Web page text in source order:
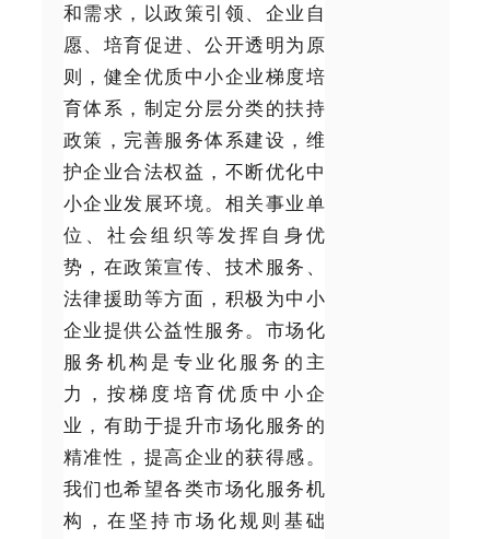
和需求，以政策引领、企业自
愿、培育促进、公开透明为原
则，健全优质中小企业梯度培
育体系，制定分层分类的扶持
政策，完善服务体系建设，维
护企业合法权益，不断优化中
小企业发展环境。相关事业单
位、社会组织等发挥自身优
势，在政策宣传、技术服务、
法律援助等方面，积极为中小
企业提供公益性服务。市场化
服务机构是专业化服务的主
力，按梯度培育优质中小企
业，有助于提升市场化服务的
精准性，提高企业的获得感。
我们也希望各类市场化服务机
构，在坚持市场化规则基础